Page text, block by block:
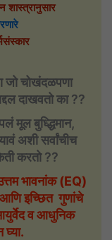
शास्त्रानुसार
जो चोखंदळपणा
दाखवतो का ??
मूल बुध्द्धिमान,
अशी सर्वांचीच
करतो ??
भावनांक (EQ)
इच्छित गुणांचे
आयुर्वेद व आधुनिक
घ्या.